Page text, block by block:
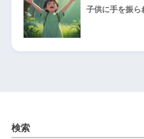
子供に手を振ら
検索